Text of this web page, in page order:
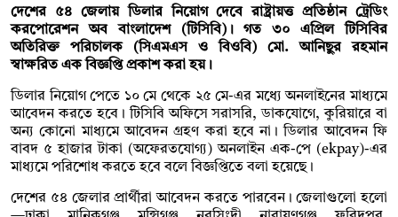
দেশের ৫৪ জেলায় ডিলার নিয়োগ দেবে রাষ্ট্রায়ত্ত প্রতিষ্ঠান ট্রেডিং
করপোরেশন অব বাংলাদেশ (টিসিবি)। গত ৩০ এপ্রিল টিসিবির
অতিরিক্ত পরিচালক (সিএমএস ও বিওবি) মো. আনিছুর রহমান
স্বাক্ষরিত এক বিজ্ঞপ্তি প্রকাশ করা হয়।
ডিলার নিয়োগ পেতে ১০ মে থেকে ২৫ মে-এর মধ্যে অনলাইনের মাধ্যমে
আবেদন করতে হবে। টিসিবি অফিসে সরাসরি, ডাকযোগে, কুরিয়ারে বা
অন্য কোনো মাধ্যমে আবেদন গ্রহণ করা হবে না। ডিলার আবেদন ফি
বাবদ ৫ হাজার টাকা (অফেরতযোগ্য) অনলাইন এক-পে (ekpay)-এর
মাধ্যমে পরিশোধ করতে হবে বলে বিজ্ঞপ্তিতে বলা হয়েছে।
দেশের ৫৪ জেলার প্রার্থীরা আবেদন করতে পারবেন। জেলাগুলো হলো